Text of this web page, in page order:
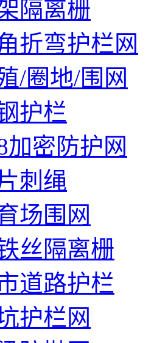
隔离栅
折弯护栏网
/圈地/围网
护栏
加密防护网
刺绳
场围网
丝隔离栅
道路护栏
护栏网